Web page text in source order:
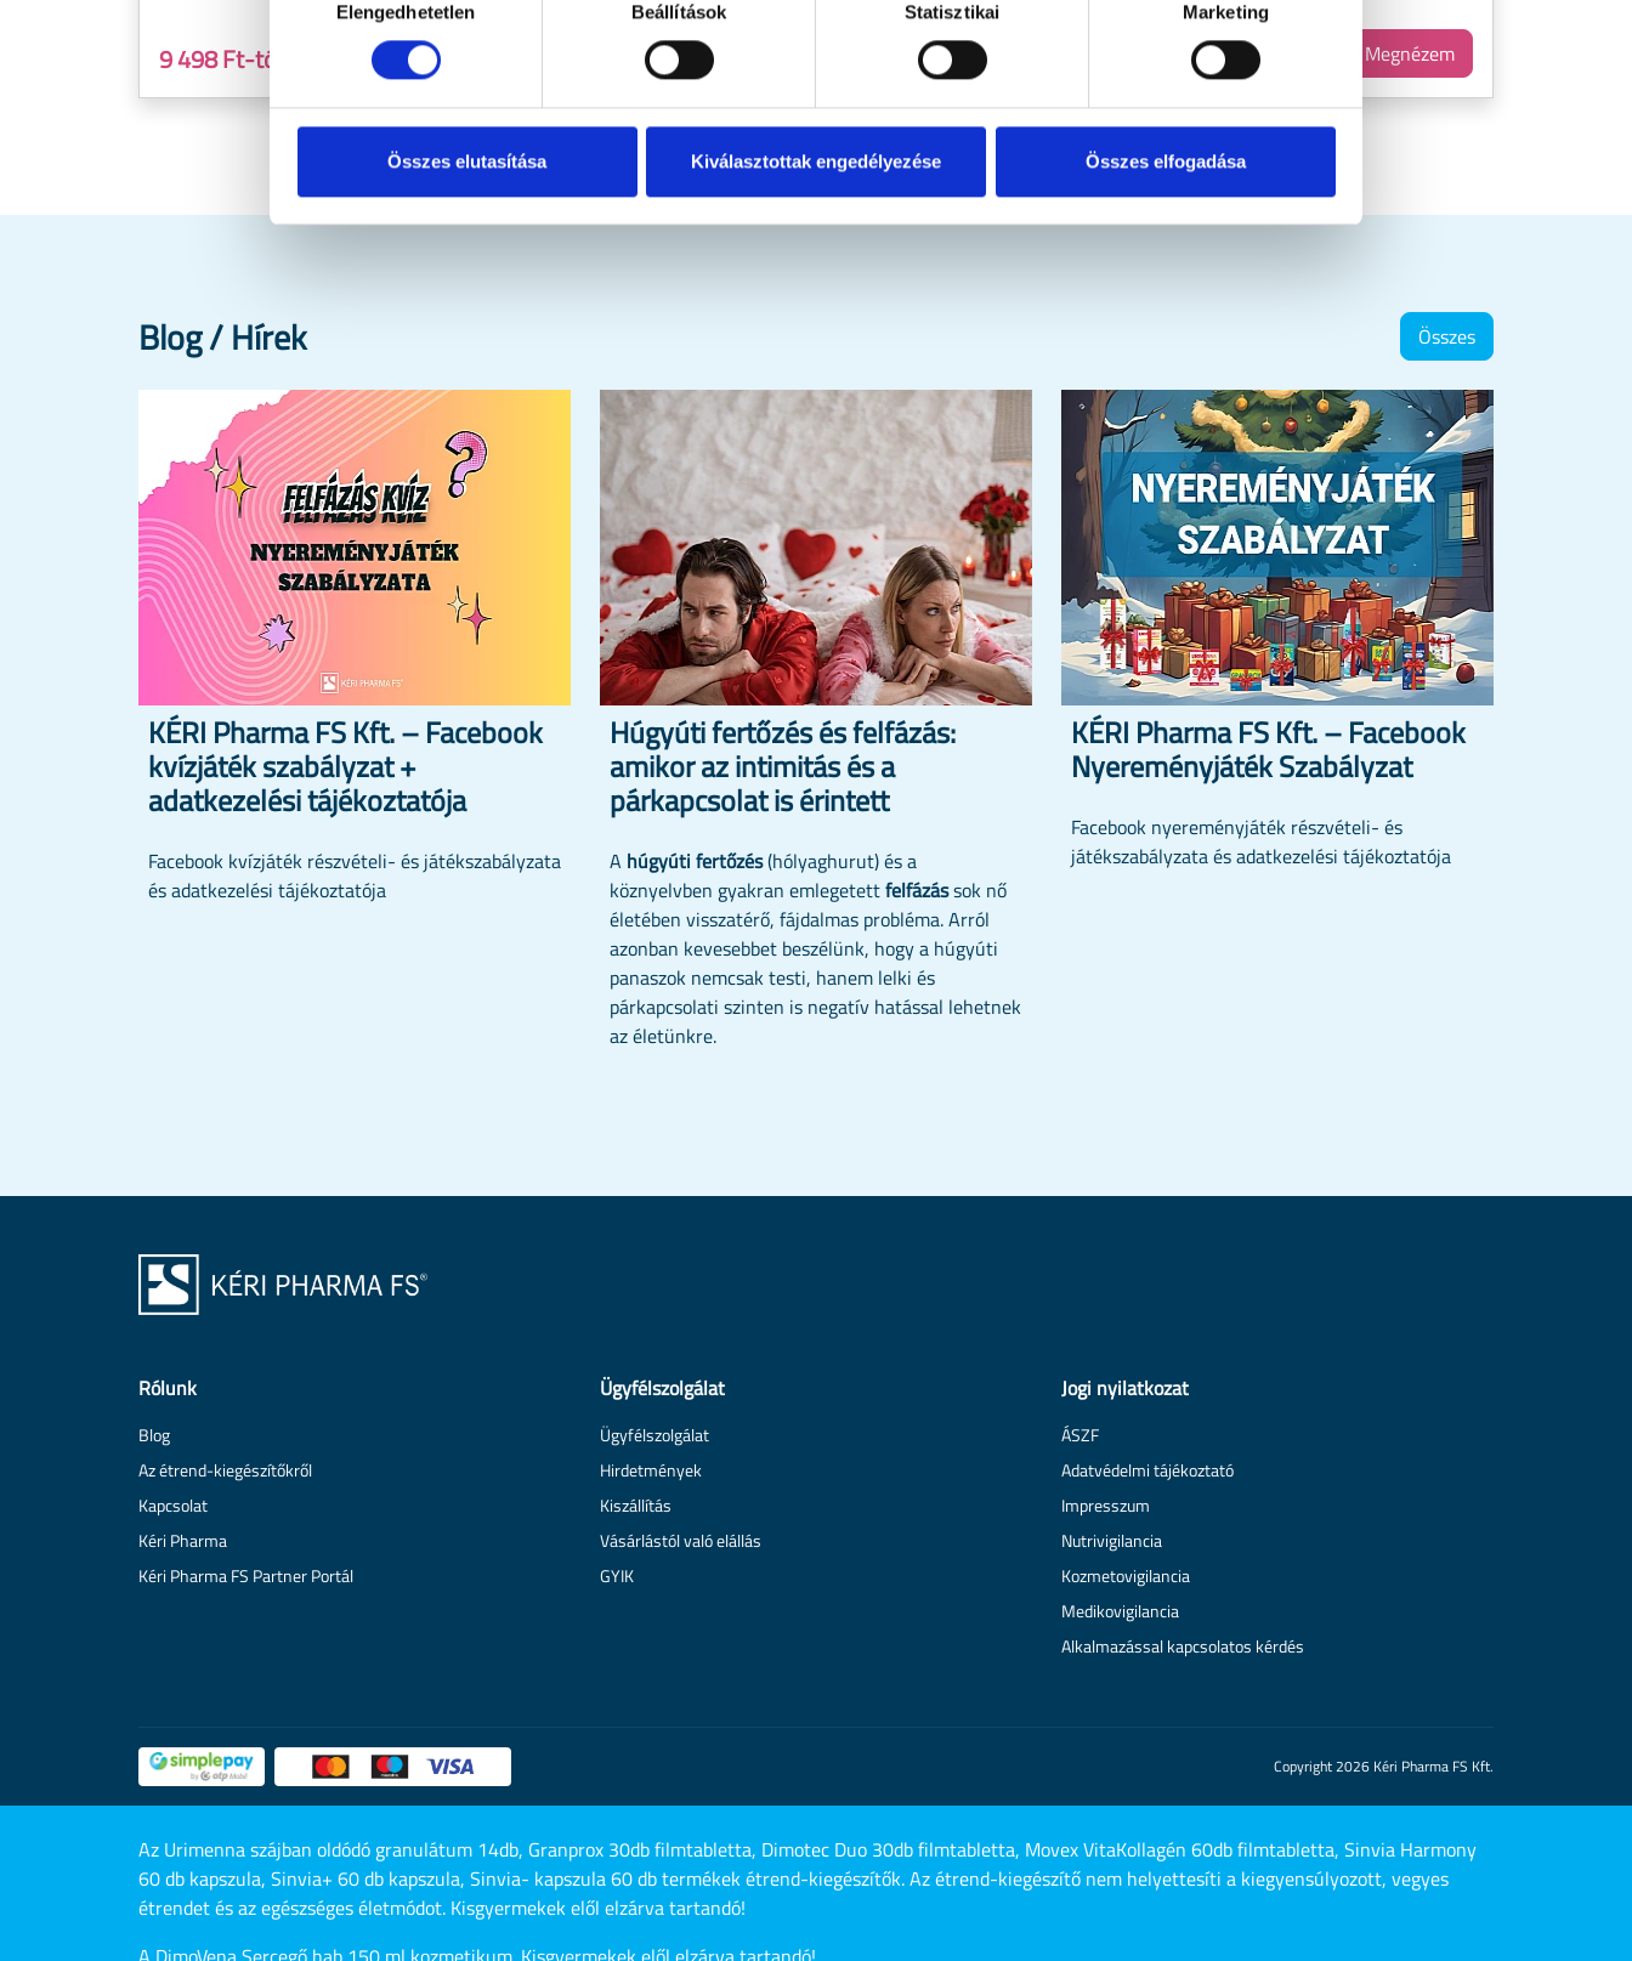
kiválasztásaElengedhetetlen Beállítások Statisztikai Marketing
Összes elutasítása Kiválasztottak engedélyezése Összes elfogadása
9 498 Ft-tól Megnézem Megnézem 5 599 Ft-tól 5 099 Ft-tól Megnézem
Blog / Hírek Összes
KÉRI Pharma FS Kft. – Facebook
kvízjáték szabályzat +
adatkezelési tájékoztatója
Facebook kvízjáték részvételi- és játékszabályzata
és adatkezelési tájékoztatója
Húgyúti fertőzés és felfázás:
amikor az intimitás és a
párkapcsolat is érintett
A húgyúti fertőzés(hólyaghurut) és a
köznyelvben gyakran emlegetettfelfázássok nő
életében visszatérő, fájdalmas probléma. Arról
azonban kevesebbet beszélünk, hogy a húgyúti
panaszok nemcsak testi, hanem lelki és
párkapcsolati szinten is negatív hatással lehetnek
az életünkre.
KÉRI Pharma FS Kft. – Facebook
Nyereményjáték Szabályzat
Facebook nyereményjáték részvételi- és
játékszabályzata és adatkezelési tájékoztatója
Rólunk
Blog
Az étrend-kiegészítőkről
Kapcsolat
Kéri Pharma
Kéri Pharma FS Partner Portál
Ügyfélszolgálat
Ügyfélszolgálat
Hirdetmények
Kiszállítás
Vásárlástól való elállás
GYIK
Jogi nyilatkozat
ÁSZF
Adatvédelmi tájékoztató
Impresszum
Nutrivigilancia
Kozmetovigilancia
Medikovigilancia
Alkalmazással kapcsolatos kérdés
Copyright 2026 Kéri Pharma FS Kft.
Az Urimenna szájban oldódó granulátum 14db, Granprox 30db filmtabletta, Dimotec Duo 30db filmtabletta, Movex VitaKollagén 60db filmtabletta, Sinvia Harmony
60 db kapszula, Sinvia+ 60 db kapszula, Sinvia- kapszula 60 db termékek étrend-kiegészítők. Az étrend-kiegészítő nem helyettesíti a kiegyensúlyozott, vegyes
étrendet és az egészséges életmódot. Kisgyermekek elől elzárva tartandó!